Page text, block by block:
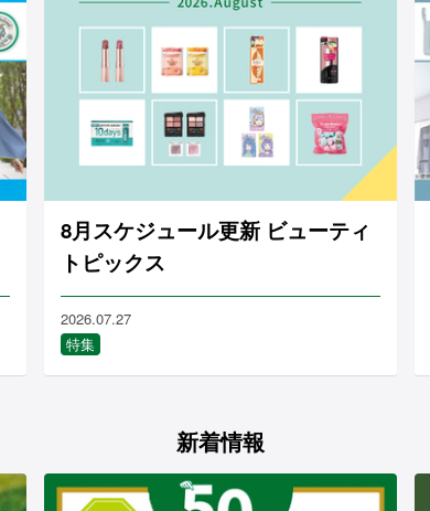
8月スケジュール更新 ビューティ
トピックス
2026.07.27
特集
新着情報